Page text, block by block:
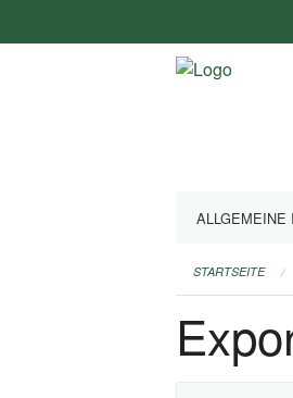
überspringen
ALLGEMEINE
STARTSEITE